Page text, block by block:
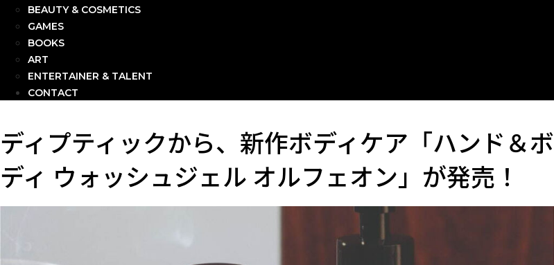
BEAUTY & COSMETICS
GAMES
BOOKS
ART
ENTERTAINER & TALENT
CONTACT
ディプティックから、新作ボディケア「ハンド＆ボ
ディ ウォッシュジェル オルフェオン」が発売！